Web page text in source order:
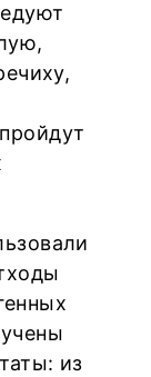
из